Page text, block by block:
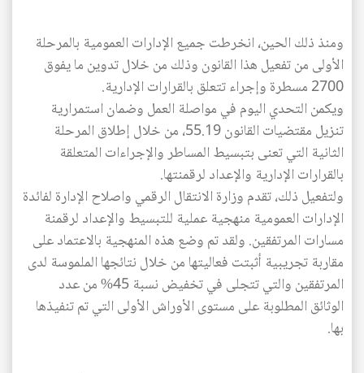
ومنذ ذلك الحين، انخرطت جميع الإدارات العمومية بالمرحلة
الأولى من تفعيل هذا القانون وذلك من خلال تدوين ما يفوق
2700 مسطرة وإجراء تتعلق بالقرارات الإدارية.
ويكمن التحدي اليوم في مواصلة العمل وضمان استمرارية
تنزيل مقتضيات القانون 55.19، من خلال إطلاق المرحلة
الثانية التي تعنى بتبسيط المساطر والإجراءات المتعلقة
بالقرارات الإدارية والإعداد لرقمنتها.
ولتفعيل ذلك، تقدم وزارة الانتقال الرقمي واصلاح الإدارة لفائدة
الإدارات العمومية منهجية عملية للتبسيط والإعداد لرقمنة
مسارات المرتفقين. ولقد تم وضع هذه المنهجية بالاعتماد على
مقاربة تجريبية أثبتت فعاليتها من خلال نتائجها الملموسة لدى
المرتفقين والتي تتجلى في تخفيض نسبة 45% من عدد
الوثائق المطلوبة على مستوى الأوراش الأولى التي تم تنفيذها
بها.